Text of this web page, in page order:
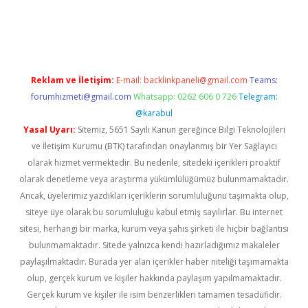
Reklam ve İletişim: E-mail: backlinkpaneli@gmail.com Teams:
forumhizmeti@gmail.com Whatsapp: 0262 606 0 726 Telegram:
@karabul
Yasal Uyarı: Sitemiz, 5651 Sayılı Kanun gereğince Bilgi Teknolojileri
ve İletişim Kurumu (BTK) tarafından onaylanmış bir Yer Sağlayıcı
olarak hizmet vermektedir. Bu nedenle, sitedeki içerikleri proaktif
olarak denetleme veya araştırma yükümlülüğümüz bulunmamaktadır.
Ancak, üyelerimiz yazdıkları içeriklerin sorumluluğunu taşımakta olup,
siteye üye olarak bu sorumluluğu kabul etmiş sayılırlar. Bu internet
sitesi, herhangi bir marka, kurum veya şahıs şirketi ile hiçbir bağlantısı
bulunmamaktadır. Sitede yalnızca kendi hazırladığımız makaleler
paylaşılmaktadır. Burada yer alan içerikler haber niteliği taşımamakta
olup, gerçek kurum ve kişiler hakkında paylaşım yapılmamaktadır.
Gerçek kurum ve kişiler ile isim benzerlikleri tamamen tesadüfidir.